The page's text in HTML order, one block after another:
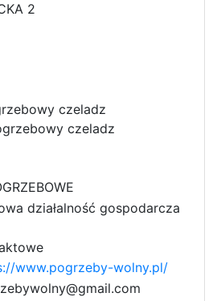
2
czeladz
czeladz
działalność gospodarcza
www.pogrzeby-wolny.pl/